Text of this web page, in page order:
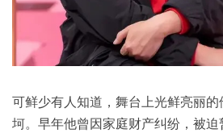
可鲜少有人知道，舞台上光鲜亮丽
坷。早年他曾因家庭财产纠纷，被